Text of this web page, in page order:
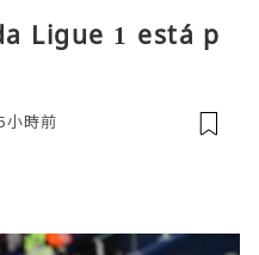
Ligue 1 está p
小時前